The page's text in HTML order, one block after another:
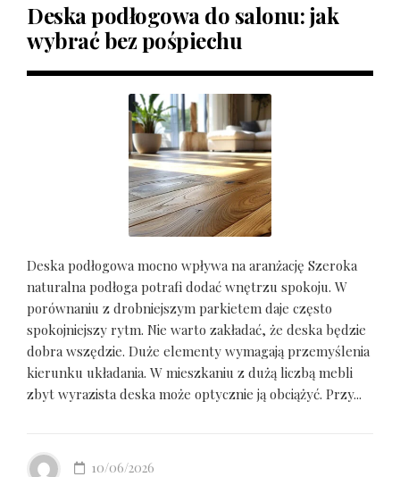
Deska podłogowa do salonu: jak
wybrać bez pośpiechu
Deska podłogowa mocno wpływa na aranżację Szeroka
naturalna podłoga potrafi dodać wnętrzu spokoju. W
porównaniu z drobniejszym parkietem daje często
spokojniejszy rytm. Nie warto zakładać, że deska będzie
dobra wszędzie. Duże elementy wymagają przemyślenia
kierunku układania. W mieszkaniu z dużą liczbą mebli
zbyt wyrazista deska może optycznie ją obciążyć. Przy...
10/06/2026